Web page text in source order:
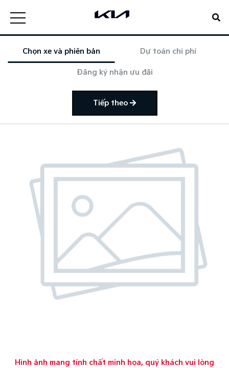
Chọn xe và phiên bản Dự toán chi phí
Đăng ký nhận ưu đãi
Tiếp theo
Hình ảnh mang tính chất minh họa, quý khách vui lòng